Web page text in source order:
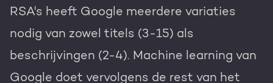
RSA's heeft Google meerdere variaties
nodig van zowel titels (3-15) als
beschrijvingen (2-4). Machine learning van
Google doet vervolgens de rest van het